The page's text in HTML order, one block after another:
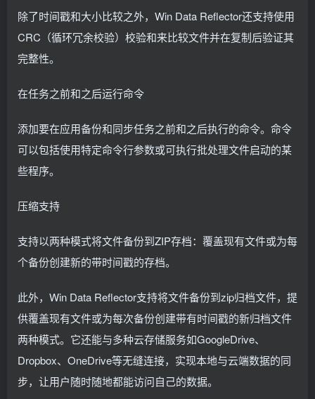
除了时间戳和大小比较之外，Win Data Reflector还支持使用
CRC（循环冗余校验）校验和来比较文件并在复制后验证其
完整性。
在任务之前和之后运行命令
添加要在应用备份和同步任务之前和之后执行的命令。命令
可以包括使用特定命令行参数或可执行批处理文件启动的某
些程序。
压缩支持
支持以两种模式将文件备份到ZIP存档：覆盖现有文件或为每
个备份创建新的带时间戳的存档。
此外，Win Data Reflector支持将文件备份到zip归档文件，提
供覆盖现有文件或为每次备份创建带有时间戳的新归档文件
两种模式。它还能与多种云存储服务如GoogleDrive、
Dropbox、OneDrive等无缝连接，实现本地与云端数据的同
步，让用户随时随地都能访问自己的数据。